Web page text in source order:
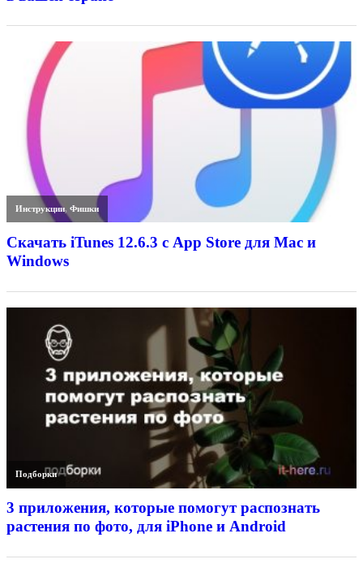
Инструкции,Фишки
Скачать iTunes 12.6.3 с App Store для Mac и
Windows
Подборки
3 приложения, которые помогут распознать
растения по фото, для iPhone и Android